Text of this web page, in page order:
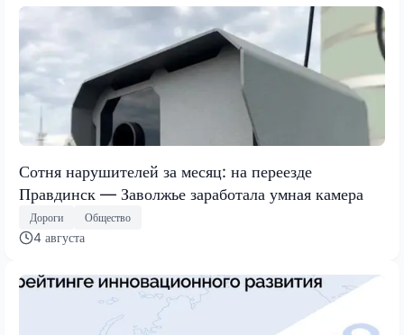
Сотня нарушителей за месяц: на переезде
Правдинск — Заволжье заработала умная камера
Дороги Общество
4 августа